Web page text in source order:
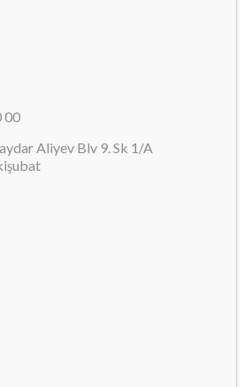
00
Aliyev Blv 9. Sk 1/A